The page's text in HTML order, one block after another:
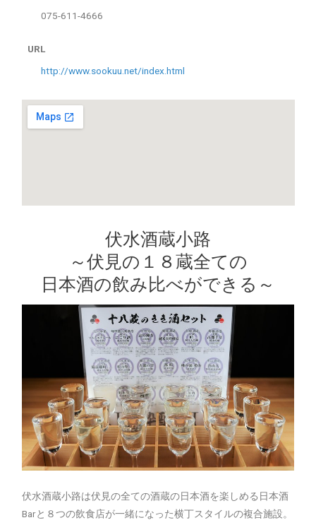
075-611-4666
URL
http://www.sookuu.net/index.html
伏水酒蔵小路
～伏見の１８蔵全ての
日本酒の飲み比べができる～
伏水酒蔵小路は伏見の全ての酒蔵の日本酒を楽しめる日本酒
Barと８つの飲食店が一緒になった横丁スタイルの複合施設。